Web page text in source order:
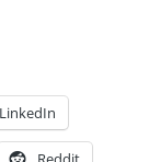
LinkedIn